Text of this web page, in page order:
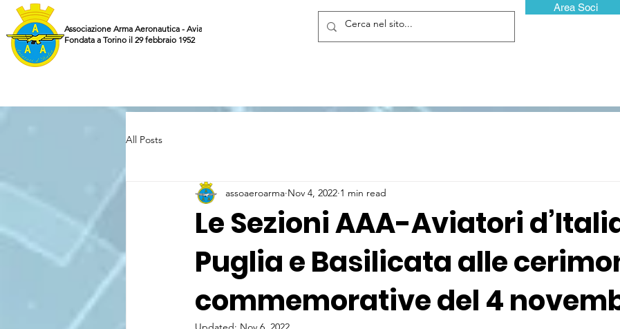
Associazione Arma Aeronautica - Aviatori d'Italia ETS
Fondata a Torino il 29 febbraio 1952
Area Soci
All Posts
Le Sezioni AAA-Aviatori
Puglia e Basilicata alle
commemorative del 4
assoaeroarma Nov 4, 2022 1 min read